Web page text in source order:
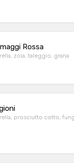
Rossa
zola, taleggio, grana
prosciutto cotto,